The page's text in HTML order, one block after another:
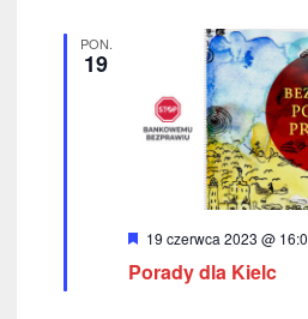
PON.
19
W
r
19 czerwca 2023 @
Porady dla Kielc